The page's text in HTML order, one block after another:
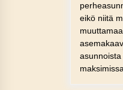
eikö niitä